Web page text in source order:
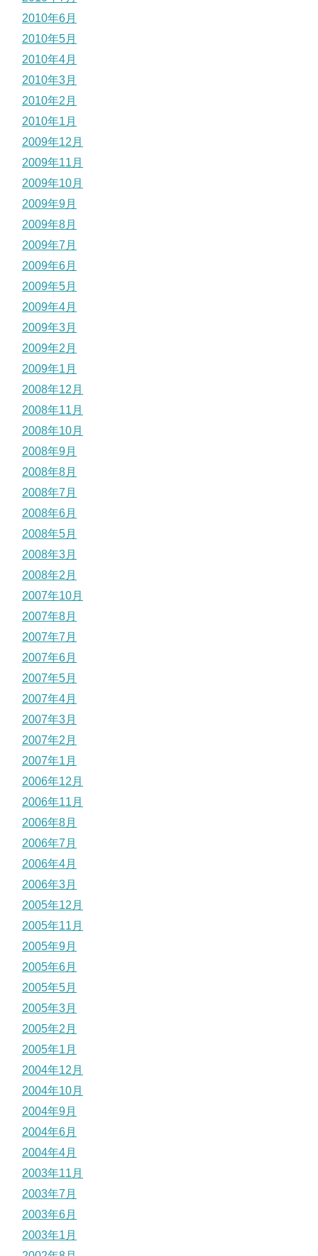
2010年6月
2010年5月
2010年4月
2010年3月
2010年2月
2010年1月
2009年12月
2009年11月
2009年10月
2009年9月
2009年8月
2009年7月
2009年6月
2009年5月
2009年4月
2009年3月
2009年2月
2009年1月
2008年12月
2008年11月
2008年10月
2008年9月
2008年8月
2008年7月
2008年6月
2008年5月
2008年3月
2008年2月
2007年10月
2007年8月
2007年7月
2007年6月
2007年5月
2007年4月
2007年3月
2007年2月
2007年1月
2006年12月
2006年11月
2006年8月
2006年7月
2006年4月
2006年3月
2005年12月
2005年11月
2005年9月
2005年6月
2005年5月
2005年3月
2005年2月
2005年1月
2004年12月
2004年10月
2004年9月
2004年6月
2004年4月
2003年11月
2003年7月
2003年6月
2003年1月